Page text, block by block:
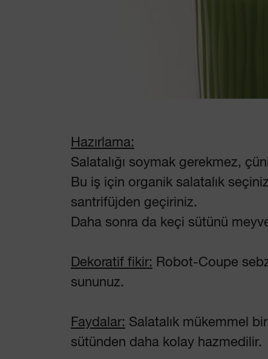
Hazırlama:
Salatalığı soymak gerekmez,
Bu iş için organik salatalık
santrifüjden geçiriniz.
Daha sonra da keçi sütünü meyve
Dekoratif fikir: Robot-Coupe
sununuz.
Faydalar: Salatalık mükemmel
sütünden daha kolay hazmedilir.